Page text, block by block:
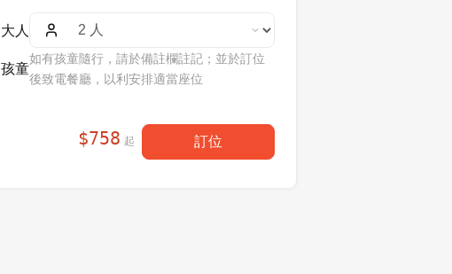
大人
孩童
如有孩童隨行，請於備註欄註記；並於訂位
後致電餐廳，以利安排適當座位
$758 起 訂位